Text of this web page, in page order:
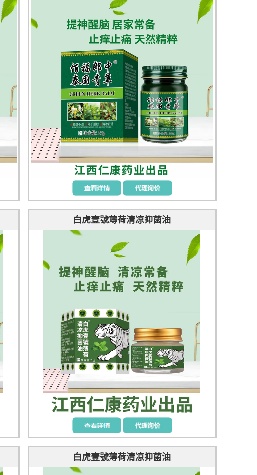
白虎壹號薄荷清凉抑菌油
白虎壹號薄荷清凉抑菌油